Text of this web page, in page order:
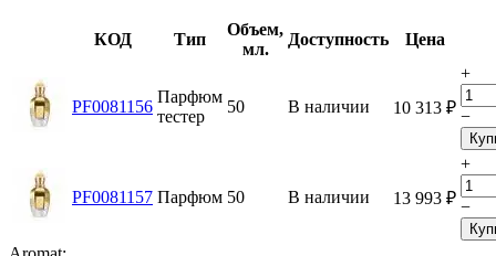
КОД Тип
Объем,
мл.
Доступность Цена
PF0081156
Парфюм
тестер
50 В наличии 10 313 ₽
+
−
PF0081157 Парфюм 50 В наличии 13 993 ₽
+
−